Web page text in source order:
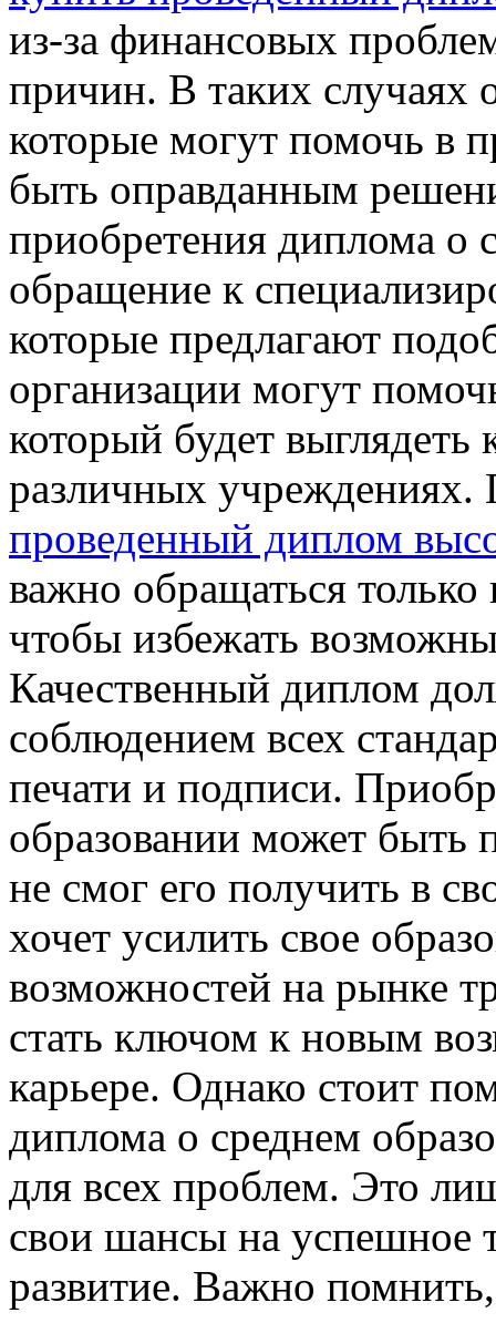
из-за финансовых
причин. В таких случаях
которые могут помочь в
быть оправданным
приобретения диплома о
обращение к
которые предлагают
организации могут
который будет выглядеть
различных
проведенный диплом
важно обращаться
чтобы избежать
Качественный диплом
соблюдением всех
печати и подписи.
образовании может быть
не смог его получить в
хочет усилить свое
возможностей на рынке
стать ключом к новым
карьере. Однако стоит
диплома о среднем
для всех проблем. Это
свои шансы на успешное
развитие. Важно